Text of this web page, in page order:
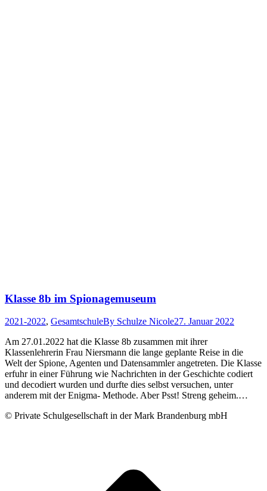
Klasse 8b im Spionagemuseum
2021-2022, GesamtschuleBy Schulze Nicole27. Januar 2022
Am 27.01.2022 hat die Klasse 8b zusammen mit ihrer
Klassenlehrerin Frau Niersmann die lange geplante Reise in die
Welt der Spione, Agenten und Datensammler angetreten. Die Klasse
erfuhr in einer Führung wie Nachrichten in der Geschichte codiert
und decodiert wurden und durfte dies selbst versuchen, unter
anderem mit der Enigma- Methode. Aber Psst! Streng geheim.…
© Private Schulgesellschaft in der Mark Brandenburg mbH